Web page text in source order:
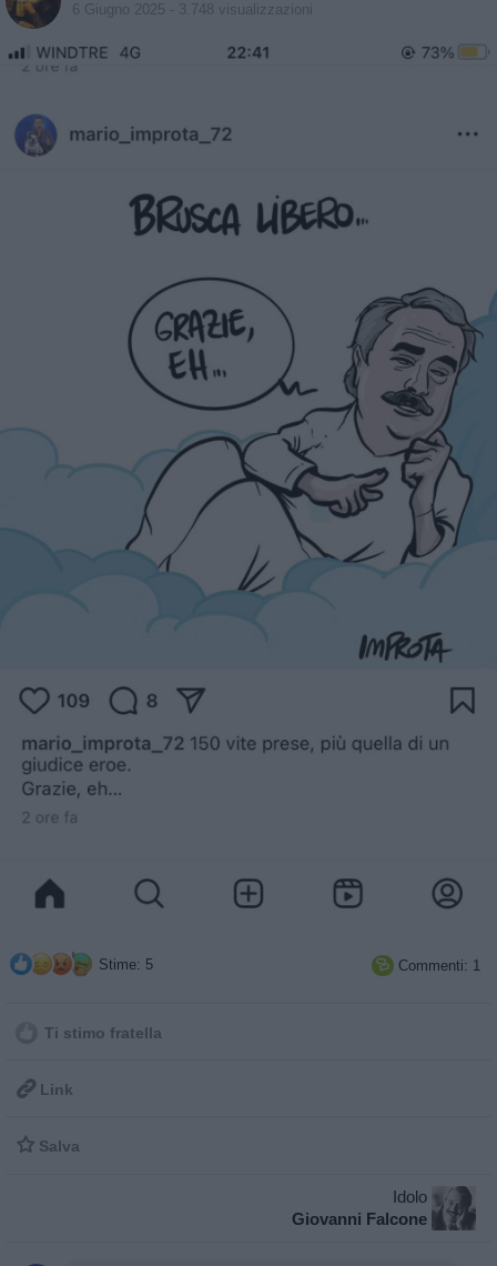
6 Giugno 2025 - 3.748 visualizzazioni
Stime: 5  Commenti: 1
Ti stimo fratella
 Link
 Salva
Idolo
Giovanni Falcone